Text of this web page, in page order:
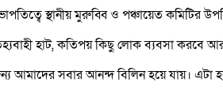
স্থানীয় মুরুব্বি ও পঞ্চায়েত কমিটির
হাট, কতিপয় কিছু লোক ব্যবসা করবে
সবার আনন্দ বিলিন হয়ে যায়। এটা